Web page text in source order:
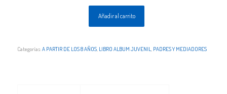
Añadir al carrito
Categorías:A PARTIR DE LOS 8 AÑOS, LIBRO ALBUM JUVENIL, PADRES Y MEDIADORES